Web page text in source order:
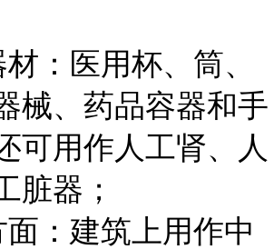
：医用杯、筒、
械、药品容器和手
可用作人工肾、人
脏器；
：建筑上用作中